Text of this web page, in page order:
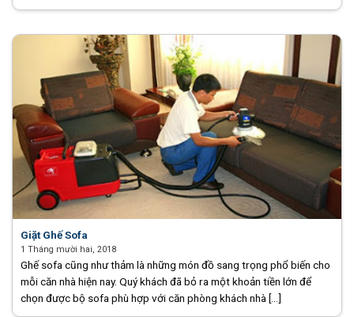
Giặt Ghế Sofa
1 Tháng mười hai, 2018
Ghế sofa cũng như thảm là những món đồ sang trọng phổ biến cho
mỗi căn nhà hiện nay. Quý khách đã bỏ ra một khoản tiền lớn để
chọn được bộ sofa phù hợp với căn phòng khách nhà [...]